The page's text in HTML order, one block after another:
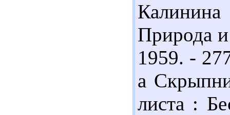
Природа
1959. -
а
листа :